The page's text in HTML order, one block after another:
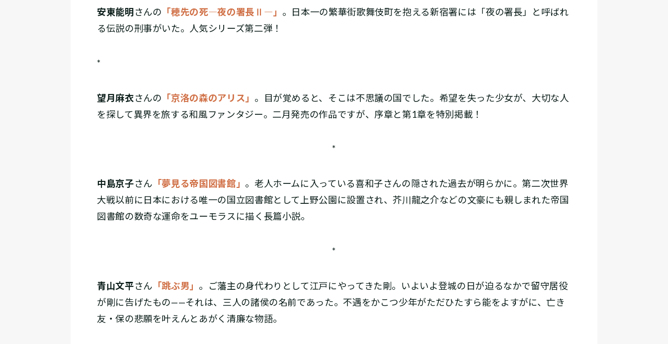
安東能明 さんの 「穂先の死―夜の署長Ⅱ―」 。日本一の繁華街歌舞伎町を抱える新宿署には「夜の署長」と呼ばれ
る伝説の刑事がいた。人気シリーズ第二弾！
*
望月麻衣さんの 「京洛の森のアリス」 。目が覚めると、そこは不思議の国でした。希望を失った少女が、大切な人
を探して異界を旅する和風ファンタジー。二月発売の作品ですが、序章と第1章を特別掲載！
*
中島京子さん 「夢見る帝国図書館」 。老人ホームに入っている喜和子さんの隠された過去が明らかに。第二次世界
大戦以前に日本における唯一の国立図書館として上野公園に設置され、芥川龍之介などの文豪にも親しまれた帝国
図書館の数奇な運命をユーモラスに描く長篇小説。
*
青山文平さん 「跳ぶ男」 。ご藩主の身代わりとして江戸にやってきた剛。いよいよ登城の日が迫るなかで留守居役
が剛に告げたもの——それは、三人の諸侯の名前であった。不遇をかこつ少年がただひたすら能をよすがに、亡き
友・保の悲願を叶えんとあがく清廉な物語。